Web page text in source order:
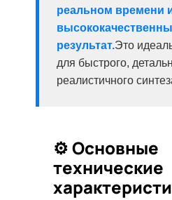
реальном времени
результат.Это
для быстрого,
реалистичного
⚙️ Основные
технические